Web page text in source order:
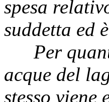
spesa
suddetta ed
Per
acque del
stesso